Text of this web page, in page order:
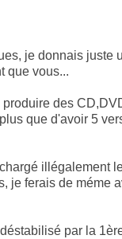
je donnais juste
que vous...
des
que d'avoir 5
illégalement
je ferais de méme
par la